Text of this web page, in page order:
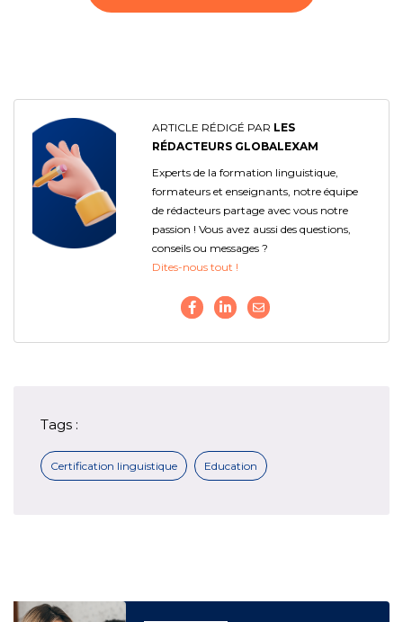
ARTICLE RÉDIGÉ PAR LES
RÉDACTEURS GLOBALEXAM
Experts de la formation linguistique,
formateurs et enseignants, notre équipe
de rédacteurs partage avec vous notre
passion ! Vous avez aussi des questions,
conseils ou messages ?
Dites-nous tout !
Tags :
Certification linguistique Education